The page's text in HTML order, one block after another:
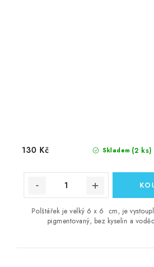
Skladem (2 ks)
130 Kč
Polštářek je velký 6 x 6 cm, je
pigmentovaný, bez kyselin a